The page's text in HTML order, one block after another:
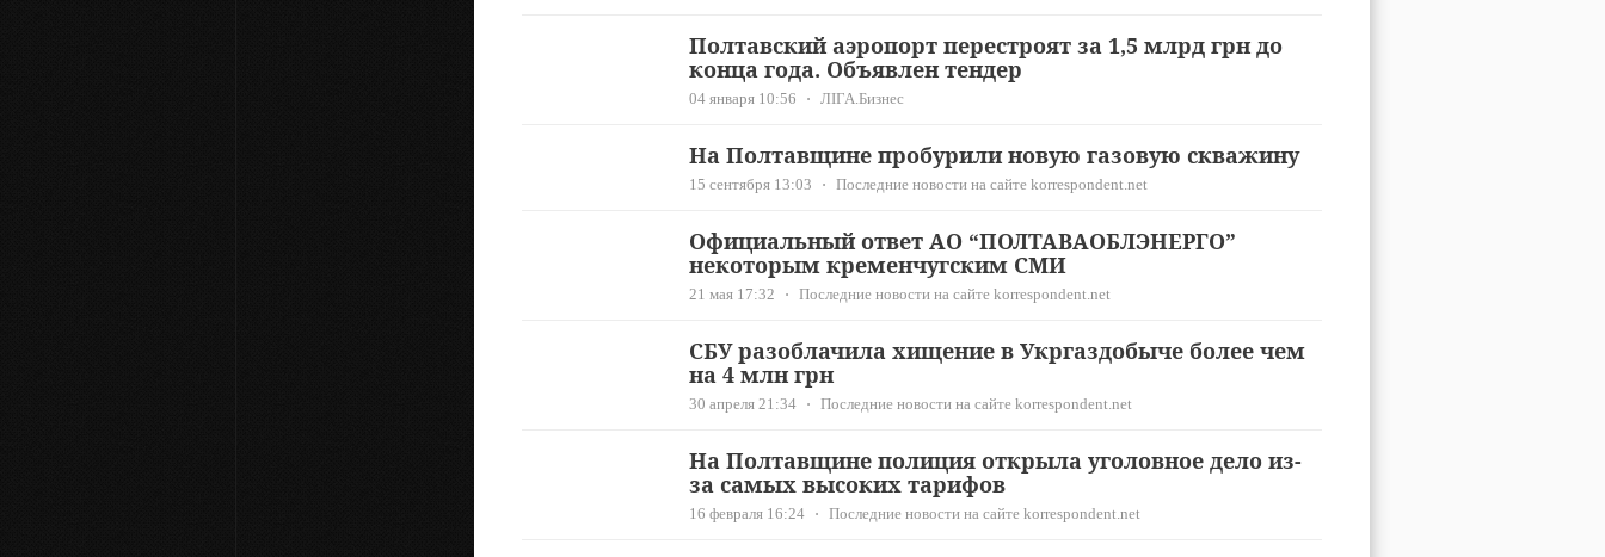
Полтавский аэропорт перестроят за 1,5 млрд грн до
конца года. Объявлен тендер
04 января 10:56 ЛІГА.Бизнес
На Полтавщине пробурили новую газовую скважину
15 сентября 13:03 Последние новости на сайте korrespondent.net
Официальный ответ АО “ПОЛТАВАОБЛЭНЕРГО”
некоторым кременчугским СМИ
21 мая 17:32 Последние новости на сайте korrespondent.net
СБУ разоблачила хищение в Укргаздобыче более чем
на 4 млн грн
30 апреля 21:34 Последние новости на сайте korrespondent.net
На Полтавщине полиция открыла уголовное дело из-
за самых высоких тарифов
16 февраля 16:24 Последние новости на сайте korrespondent.net